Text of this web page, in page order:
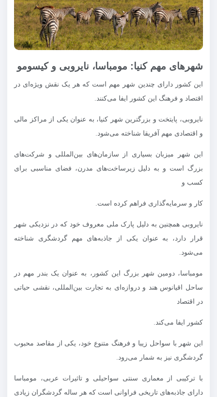
شهرهای مهم کنیا: مومباسا، نایروبی و کیسومو
این کشور دارای چندین شهر مهم است که هر یک نقش ویژه‌ای در
اقتصاد و فرهنگ این کشور ایفا می‌کنند.
نایروبی، پایتخت و بزرگترین شهر کنیا، به عنوان یکی از مراکز مالی
و اقتصادی مهم آفریقا شناخته می‌شود.
این شهر میزبان بسیاری از سازمان‌های بین‌المللی و شرکت‌های
بزرگ است و به دلیل زیرساخت‌های مدرن، فضای مناسبی برای
کسب و
کار و سرمایه‌گذاری فراهم کرده است.
نایروبی همچنین به دلیل پارک ملی معروف خود که در نزدیکی شهر
قرار دارد، به عنوان یکی از جاذبه‌های مهم گردشگری شناخته
می‌شود.
مومباسا، دومین شهر بزرگ این کشور، به عنوان یک بندر مهم در
ساحل اقیانوس هند و دروازه‌ای به تجارت بین‌المللی، نقشی حیاتی
در اقتصاد
کشور ایفا می‌کند.
این شهر با سواحل زیبا و فرهنگ متنوع خود، یکی از مقاصد محبوب
گردشگری نیز به شمار می‌رود.
با ترکیبی از معماری سنتی سواحیلی و تاثیرات عربی، مومباسا
دارای جاذبه‌های تاریخی فراوانی است که هر ساله گردشگران زیادی